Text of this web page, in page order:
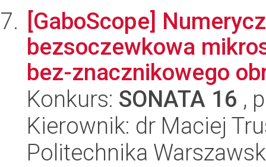
[GaboScope]
bezsoczewkowa
bez-znacznikowego
Konkurs: SONATA 16 ,
Kierownik: dr Maciej
Politechnika